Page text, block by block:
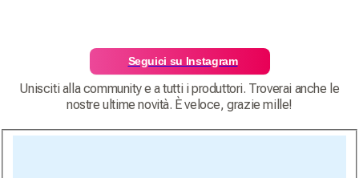
Seguici su Instagram
Unisciti alla community e a tutti i produttori. Troverai anche le
nostre ultime novità. È veloce, grazie mille!